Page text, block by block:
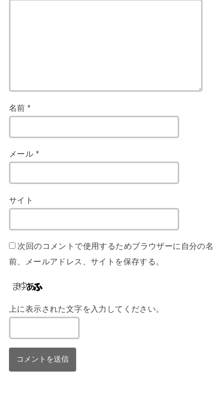
名前*
メール *
サイト
次回のコメントで使用するためブラウザーに自分の名
前、メールアドレス、サイトを保存する。
上に表示された文字を入力してください。